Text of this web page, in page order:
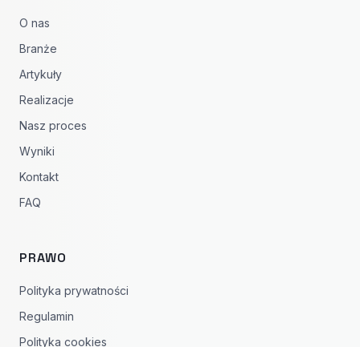
O nas
Branże
Artykuły
Realizacje
Nasz proces
Wyniki
Kontakt
FAQ
PRAWO
Polityka prywatności
Regulamin
Polityka cookies